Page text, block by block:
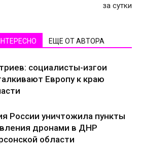
за сутки
ЕЩЕ ОТ АВТОРА
социалисты-изгои
Европу к краю
России уничтожила пункты
дронами в ДНР
области